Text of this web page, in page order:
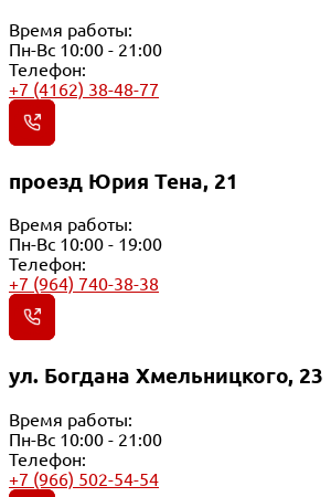
Время работы:
Пн-Вс 10:00 - 21:00
Телефон:
+7 (4162) 38-48-77
проезд Юрия Тена, 21
Время работы:
Пн-Вс 10:00 - 19:00
Телефон:
+7 (964) 740-38-38
ул. Богдана Хмельницкого, 23
Время работы:
Пн-Вс 10:00 - 21:00
Телефон:
+7 (966) 502-54-54